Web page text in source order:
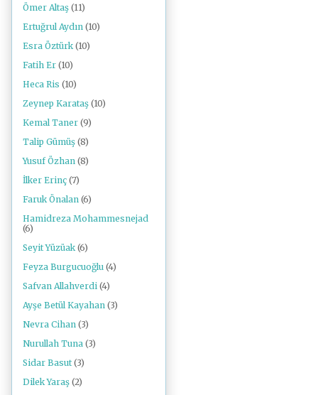
Ömer Altaş (11)
Ertuğrul Aydın (10)
Esra Öztürk (10)
Fatih Er (10)
Heca Ris (10)
Zeynep Karataş (10)
Kemal Taner (9)
Talip Gümüş (8)
Yusuf Özhan (8)
İlker Erinç (7)
Faruk Önalan (6)
Hamidreza Mohammesnejad
(6)
Seyit Yüzüak (6)
Feyza Burgucuoğlu (4)
Safvan Allahverdi (4)
Ayşe Betül Kayahan (3)
Nevra Cihan (3)
Nurullah Tuna (3)
Sidar Basut (3)
Dilek Yaraş (2)